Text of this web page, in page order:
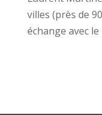
villes (près de
échange avec le